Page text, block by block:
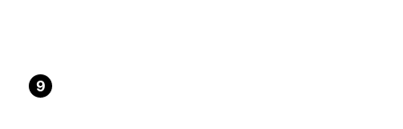
9